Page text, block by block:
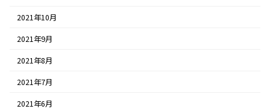
2021年10月
2021年9月
2021年8月
2021年7月
2021年6月